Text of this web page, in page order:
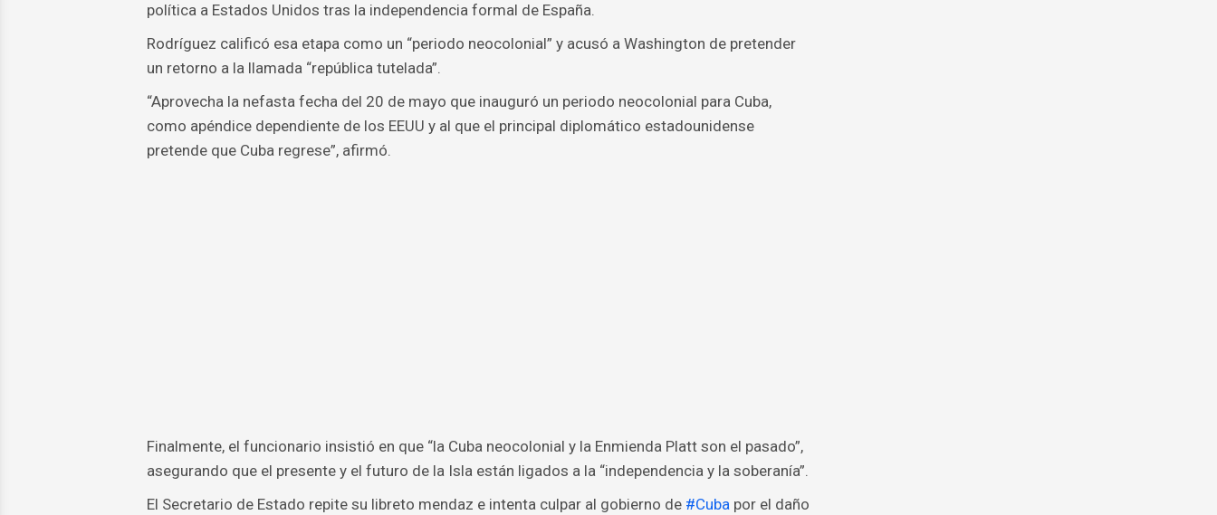
política a Estados Unidos tras la independencia formal de España.
Rodríguez calificó esa etapa como un “periodo neocolonial” y acusó a Washington de pretender
un retorno a la llamada “república tutelada”.
“Aprovecha la nefasta fecha del 20 de mayo que inauguró un periodo neocolonial para Cuba,
como apéndice dependiente de los EEUU y al que el principal diplomático estadounidense
pretende que Cuba regrese”, afirmó.
Finalmente, el funcionario insistió en que “la Cuba neocolonial y la Enmienda Platt son el pasado”,
asegurando que el presente y el futuro de la Isla están ligados a la “independencia y la soberanía”.
El Secretario de Estado repite su libreto mendaz e intenta culpar al gobierno de #Cubapor el daño